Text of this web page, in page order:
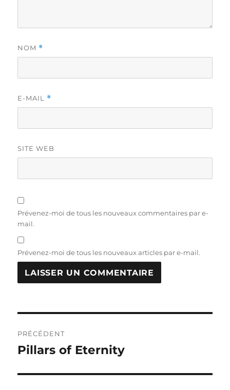
NOM *
E-MAIL *
SITE WEB
Prévenez-moi de tous les nouveaux commentaires par e-
mail.
Prévenez-moi de tous les nouveaux articles par e-mail.
de
PRÉCÉDENT
Publication
Pillars of Eternity